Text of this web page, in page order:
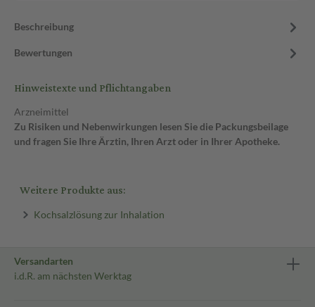
Beschreibung
Bewertungen
Hinweistexte und Pflichtangaben
Arzneimittel
Zu Risiken und Nebenwirkungen lesen Sie die Packungsbeilage
und fragen Sie Ihre Ärztin, Ihren Arzt oder in Ihrer Apotheke.
Weitere Produkte aus:
Kochsalzlösung zur Inhalation
Versandarten
i.d.R. am nächsten Werktag